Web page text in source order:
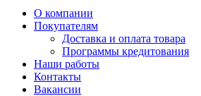
О компании
Покупателям
Доставка и оплата товара
Программы кредитования
Наши работы
Контакты
Вакансии